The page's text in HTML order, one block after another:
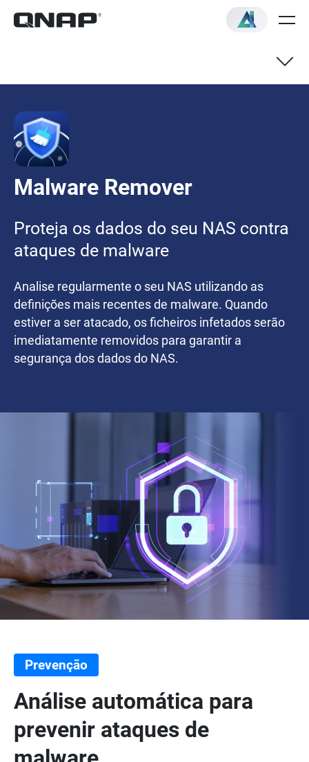
Malware Remover
Proteja os dados do seu NAS contra
ataques de malware
Analise regularmente o seu NAS utilizando as
definições mais recentes de malware. Quando
estiver a ser atacado, os ficheiros infetados serão
imediatamente removidos para garantir a
segurança dos dados do NAS.
Prevenção
Análise automática para
prevenir ataques de